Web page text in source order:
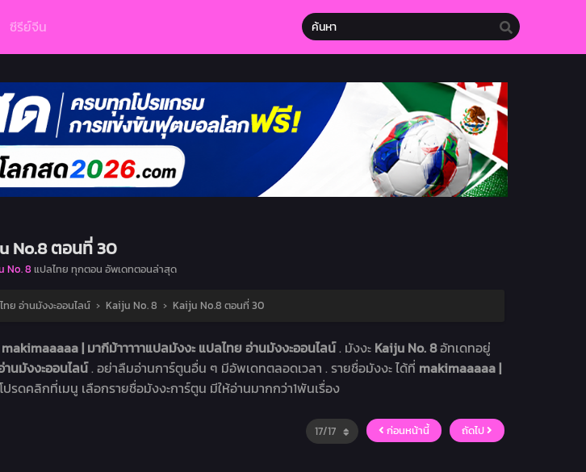
ซีรีย์จีน
No.8 ตอนที่ 30
No. 8 แปลไทย ทุกตอน อัพเดทตอนล่าสุด
ย อ่านมังงะออนไลน์ › Kaiju No. 8 › Kaiju No.8 ตอนที่ 30
makimaaaaa | มากีม้าาาาาแปลมังงะ แปลไทย อ่านมังงะออนไลน์. มังงะ Kaiju No. 8อัทเดทอยู่
นมังงะออนไลน์. อย่าลืมอ่านการ์ตูนอื่น ๆ มีอัพเดทตลอดเวลา . รายชื่อมังงะ ได้ที่ makimaaaaa |
โปรดคลิกที่เมนู เลือกรายชื่อมังงะการ์ตูน มีให้อ่านมากกว่า1พันเรื่อง
ก่อนหน้านี้ ถัดไป